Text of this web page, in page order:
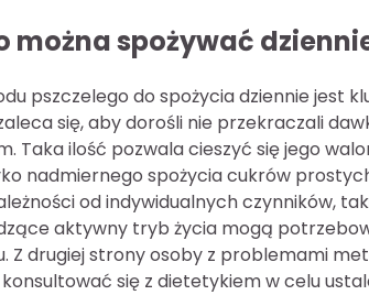
można spożywać
pszczelego do spożycia dziennie jest
się, aby dorośli nie przekraczali
Taka ilość pozwala cieszyć się jego
nadmiernego spożycia cukrów
od indywidualnych czynników,
aktywny tryb życia mogą
Z drugiej strony osoby z problemami
się z dietetykiem w celu